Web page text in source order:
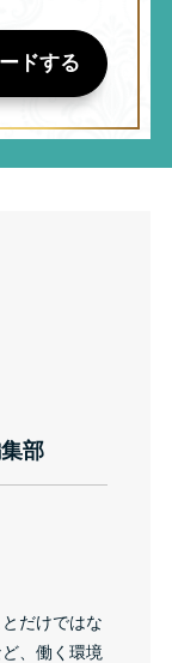
ドする
部
だけではな
、働く環境